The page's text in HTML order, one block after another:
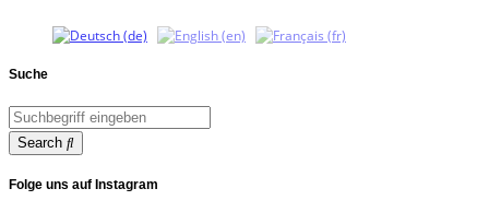
Suche
Search
Folge uns auf Instagram